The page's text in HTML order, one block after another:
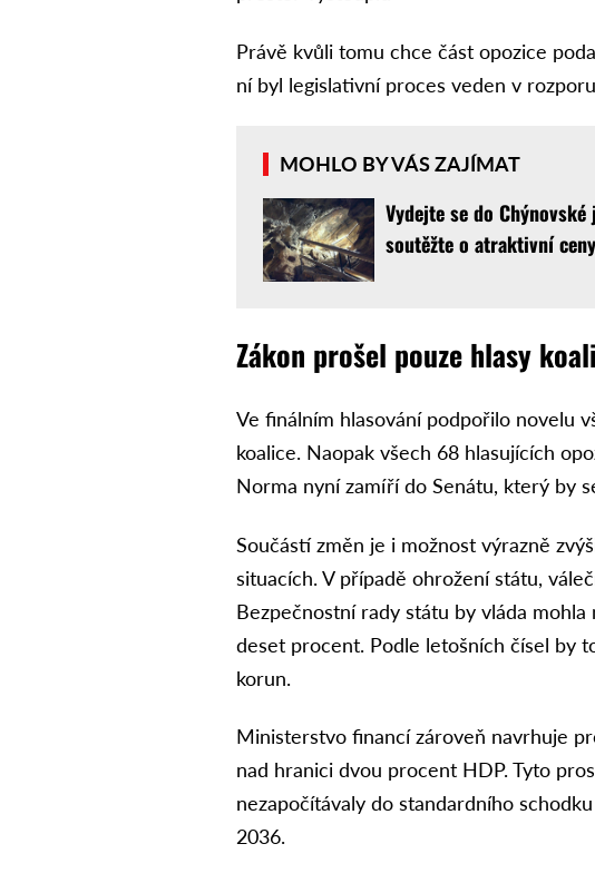
Právě kvůli tomu chce část opozice
ní byl legislativní proces veden v
MOHLO BY VÁS ZAJÍMAT
Vydejte se do
soutěžte o atraktivní ceny
Zákon prošel pouze hlasy
Ve finálním hlasování podpořilo novelu
koalice. Naopak všech 68 hlasujících
Norma nyní zamíří do Senátu, který by
Součástí změn je i možnost výrazně
situacích. V případě ohrožení státu,
Bezpečnostní rady státu by vláda
deset procent. Podle letošních čísel by
korun.
Ministerstvo financí zároveň navrhuje
nad hranici dvou procent HDP. Tyto
nezapočítávaly do standardního
2036.